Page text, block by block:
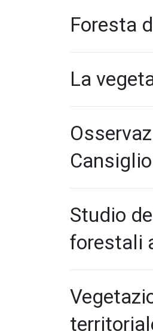
Foresta
La
Studio
forestali